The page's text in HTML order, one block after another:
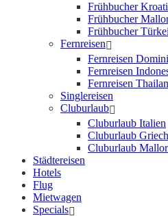
Frühbucher
Frühbucher
Frühbucher Türkei
Fernreisen
Fernreisen
Fernreisen
Fernreisen
Singlereisen
Cluburlaub
Cluburlaub Italien
Cluburlaub
Cluburlaub
Städtereisen
Hotels
Flug
Mietwagen
Specials